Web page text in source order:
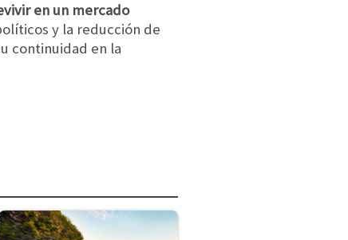
en un mercado
y la reducción de
continuidad en la